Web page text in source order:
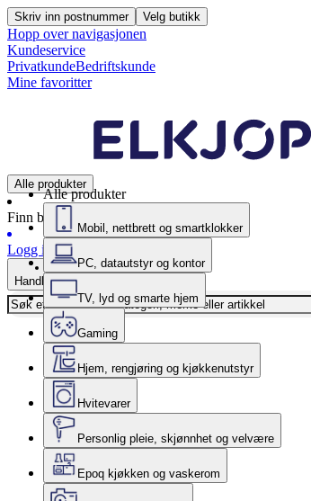
Skriv inn postnummer Velg butikk
Hopp over navigasjonen
Kundeservice
PrivatkundeBedriftskunde
Mine favoritter
Alle produkter
Finn butikk
Logg inn
Handlekurv
Alle produkter
Mobil, nettbrett og smartklokker
PC, datautstyr og kontor
TV, lyd og smarte hjem
Gaming
Hjem, rengjøring og kjøkkenutstyr
Hvitevarer
Personlig pleie, skjønnhet og velvære
Epoq kjøkken og vaskerom